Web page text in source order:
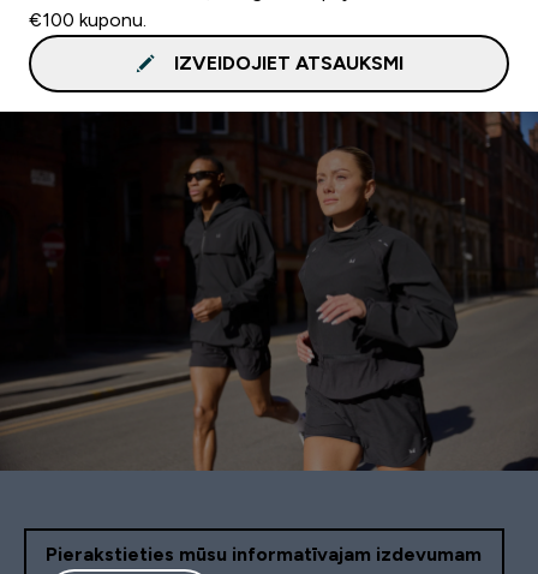
€100 kuponu.
IZVEIDOJIET ATSAUKSMI
Pierakstieties mūsu informatīvajam izdevumam